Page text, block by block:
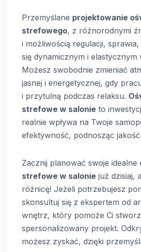
Przemyślane projektowanie
strefowego, z różnorodnymi
i możliwością regulacji, sprawia,
się dynamicznym i elastycznym
Możesz swobodnie zmieniać
jasnej i energetycznej, gdy
i przytulną podczas relaksu.
strefowe w salonie to
realnie wpływa na Twoje
efektywność, podnosząc
Zacznij planować swoje idealne
strefowe w salonie już dzisiaj,
różnicę! Jeżeli potrzebujesz
skonsultuj się z ekspertem od
wnętrz, który pomoże Ci
spersonalizowany projekt.
możesz zyskać, dzięki